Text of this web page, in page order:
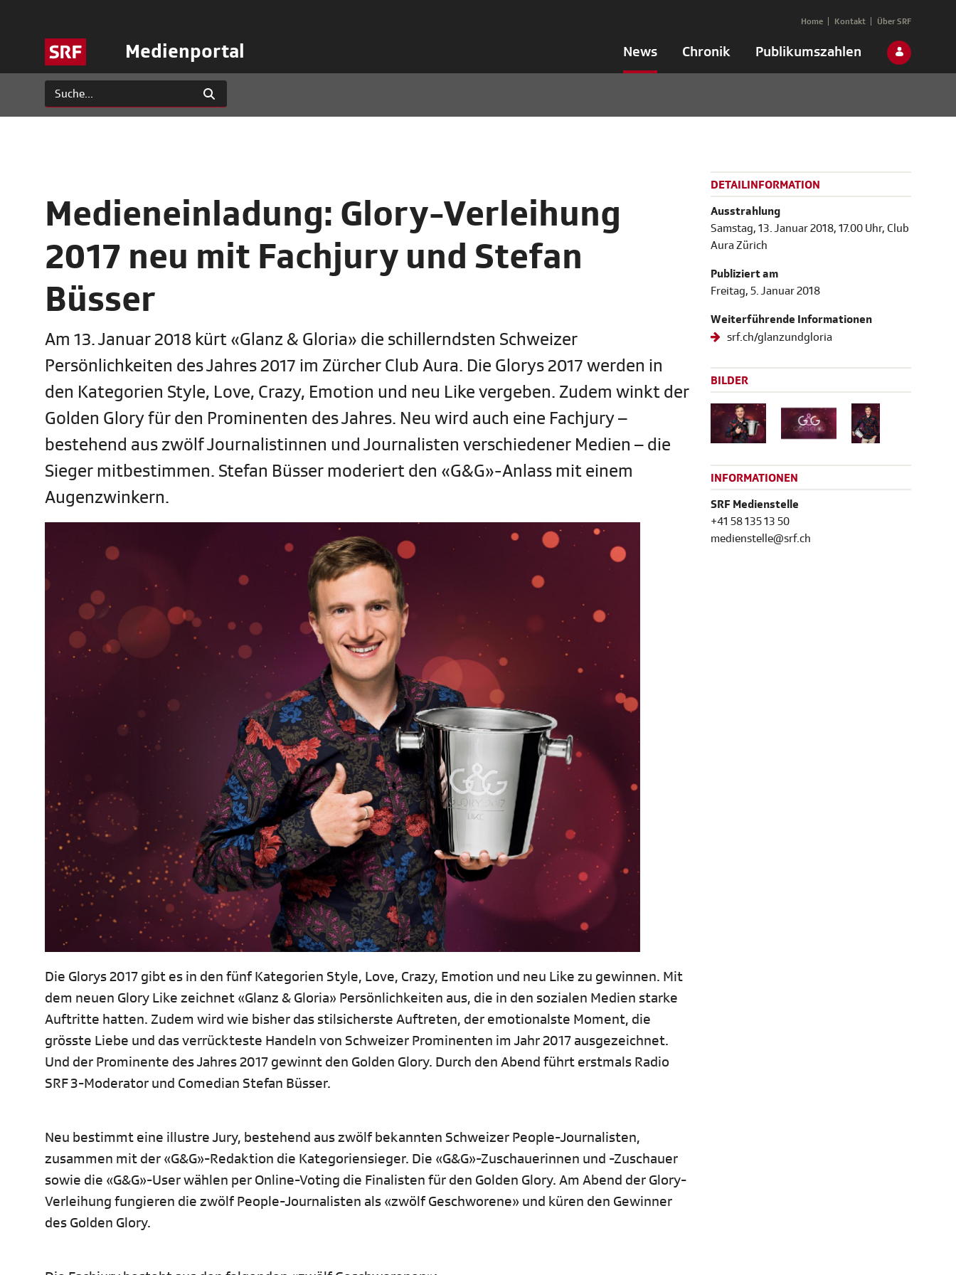
Medienportal News Chronik Publikumszahlen
Home Kontakt Über SRF
Medieneinladung: Glory-Verleihung
2017 neu mit Fachjury und Stefan
Büsser
Am 13. Januar 2018 kürt «Glanz & Gloria» die schillerndsten Schweizer
Persönlichkeiten des Jahres 2017 im Zürcher Club Aura. Die Glorys 2017 werden in
den Kategorien Style, Love, Crazy, Emotion und neu Like vergeben. Zudem winkt der
Golden Glory für den Prominenten des Jahres. Neu wird auch eine Fachjury –
bestehend aus zwölf Journalistinnen und Journalisten verschiedener Medien – die
Sieger mitbestimmen. Stefan Büsser moderiert den «G&G»-Anlass mit einem
Augenzwinkern.
Die Glorys 2017 gibt es in den fünf Kategorien Style, Love, Crazy, Emotion und neu Like zu gewinnen. Mit
dem neuen Glory Like zeichnet «Glanz & Gloria» Persönlichkeiten aus, die in den sozialen Medien starke
Auftritte hatten. Zudem wird wie bisher das stilsicherste Auftreten, der emotionalste Moment, die
grösste Liebe und das verrückteste Handeln von Schweizer Prominenten im Jahr 2017 ausgezeichnet.
Und der Prominente des Jahres 2017 gewinnt den Golden Glory. Durch den Abend führt erstmals Radio
SRF 3-Moderator und Comedian Stefan Büsser.
Neu bestimmt eine illustre Jury, bestehend aus zwölf bekannten Schweizer People-Journalisten,
zusammen mit der «G&G»-Redaktion die Kategoriensieger. Die «G&G»-Zuschauerinnen und -Zuschauer
sowie die «G&G»-User wählen per Online-Voting die Finalisten für den Golden Glory. Am Abend der Glory-
Verleihung fungieren die zwölf People-Journalisten als «zwölf Geschworene» und küren den Gewinner
des Golden Glory.
DETAILINFORMATION
Ausstrahlung
Samstag, 13. Januar 2018, 17.00 Uhr, Club
Aura Zürich
Publiziert am
Freitag, 5. Januar 2018
Weiterführende Informationen
srf.ch/glanzundgloria
BILDER
INFORMATIONEN
SRF Medienstelle
+41 58 135 13 50
medienstelle@srf.ch